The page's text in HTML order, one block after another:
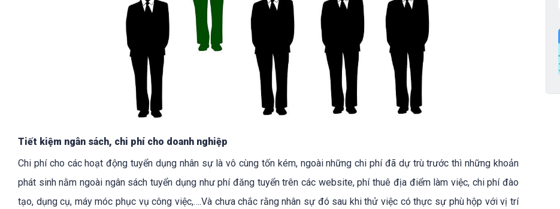
Tiết kiệm ngân sách, chi phí cho doanh nghiệp
Chi phí cho các hoạt động tuyển dụng nhân sự là vô cùng tốn kém, ngoài những chi phí đã dự trù trước thì những khoản
phát sinh nằm ngoài ngân sách tuyển dụng như phí đăng tuyển trên các website, phí thuê địa điểm làm việc, chi phí đào
tạo, dụng cụ, máy móc phục vụ công việc,….Và chưa chắc rằng nhân sự đó sau khi thử việc có thực sự phù hộp với vị trí